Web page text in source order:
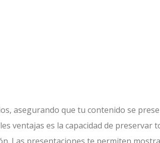
asegurando que tu contenido se
ventajas es la capacidad de preservar